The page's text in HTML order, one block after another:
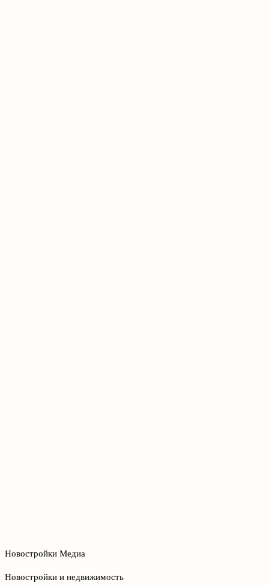
Новостройки Медиа
Новостройки и недвижимость